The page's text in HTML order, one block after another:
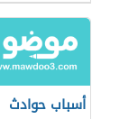
أسباب حوادث